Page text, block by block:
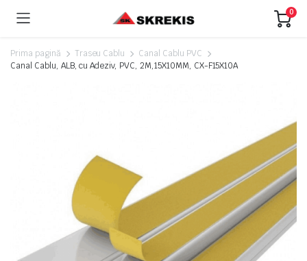
0
Prima pagină Traseu Cablu
Canal Cablu PVC
Canal Cablu, ALB, cu Adeziv, PVC, 2M,15X10MM, CX-F15X10A